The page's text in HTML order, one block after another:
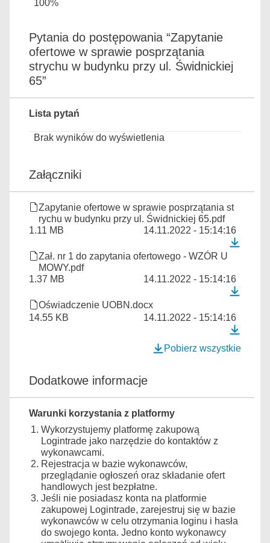
100%
Pytania do postępowania “Zapytanie
ofertowe w sprawie posprzątania
strychu w budynku przy ul. Świdnickiej
65”
Lista pytań
Brak wyników do wyświetlenia
Załączniki
Zapytanie ofertowe w sprawie posprzątania st
rychu w budynku przy ul. Świdnickiej 65.pdf
1.11 MB
14.11.2022 - 15:14:16
Zał. nr 1 do zapytania ofertowego - WZÓR U
MOWY.pdf
1.37 MB
14.11.2022 - 15:14:16
Oświadczenie UOBN.docx
14.55 KB
14.11.2022 - 15:14:16
Pobierz wszystkie
Dodatkowe informacje
Warunki korzystania z platformy
Wykorzystujemy platformę zakupową
Logintrade jako narzędzie do kontaktów z
wykonawcami.
Rejestracja w bazie wykonawców,
przeglądanie ogłoszeń oraz składanie ofert
handlowych jest bezpłatne.
Jeśli nie posiadasz konta na platformie
zakupowej Logintrade, zarejestruj się w bazie
wykonawców w celu otrzymania loginu i hasła
do swojego konta. Jedno konto wykonawcy